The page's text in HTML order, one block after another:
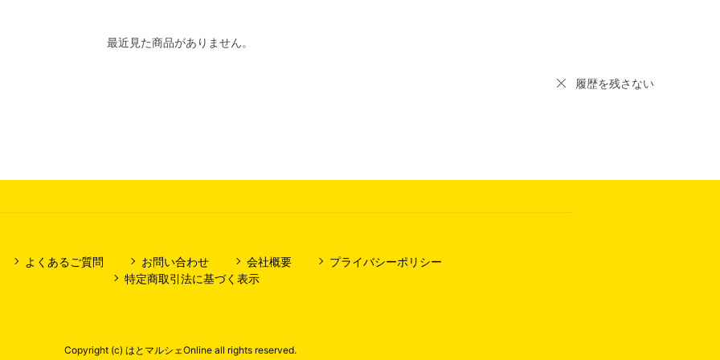
最近見た商品がありません。
履歴を残さない
よくあるご質問 お問い合わせ 会社概要
プライバシーポリシー
特定商取引法に基づく表示
Copyright (c) はとマルシェOnline all rights reserved.